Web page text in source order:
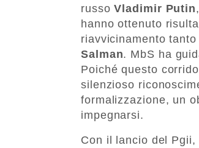
russoVladimir Putin
hanno ottenuto
riavvicinamento
Salman. MbS ha
Poiché questo
silenzioso
formalizzazione, un
impegnarsi.
Con il lancio del